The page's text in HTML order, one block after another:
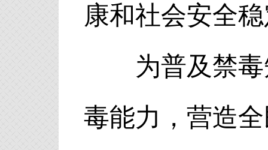
康和社会安全
为普及禁毒
毒能力，营造